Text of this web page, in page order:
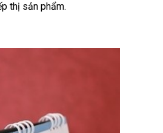
thị sản phẩm.